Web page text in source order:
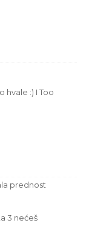
hvale :) I Too
prednost
3 nećeš